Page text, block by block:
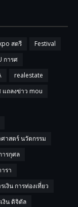
สตรี
Festival
การศ
realestate
แถลงข่าว mou
าสตร์ นวัตกรรม
ารกุศล
รา
เงิน การท่องเที่ยว
งิน ดิจิตัล